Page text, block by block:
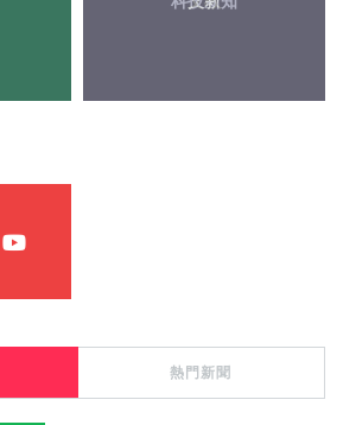
熱門新聞